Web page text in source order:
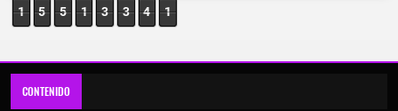
1 5 5 1 3 3 4 1
CONTENIDO